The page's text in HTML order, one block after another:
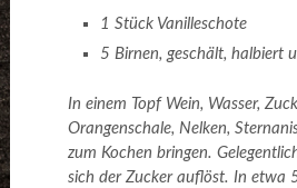
1 Stück Vanilleschote
5 Birnen, geschält, halbiert
In einem Topf Wein, Wasser,
Orangenschale, Nelken,
zum Kochen bringen.
sich der Zucker auflöst. In etwa